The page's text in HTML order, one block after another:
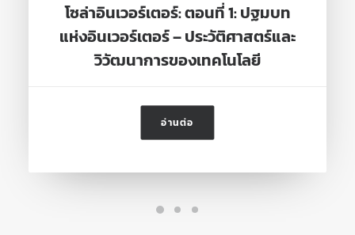
โซล่าอินเวอร์เตอร์: ตอนที่ 1: ปฐมบท
แห่งอินเวอร์เตอร์ – ประวัติศาสตร์และ
วิวัฒนาการของเทคโนโลยี
อ่านต่อ